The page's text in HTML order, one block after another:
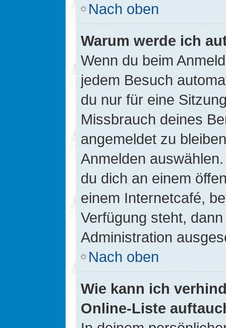
Nach oben
Warum werde ich
Wenn du beim
jedem Besuch
du nur für eine
Missbrauch deines
angemeldet zu
Anmelden
du dich an einem
einem Internetcafé,
Verfügung steht,
Administration
Nach oben
Wie kann ich
Online-Liste